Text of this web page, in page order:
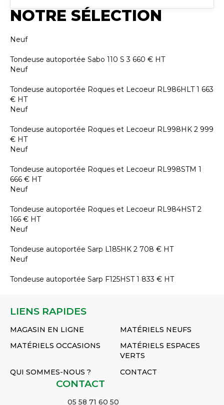
NOTRE SÉLECTION
Neuf
Tondeuse autoportée Sabo 110 S 3 660 € HT
Neuf
Tondeuse autoportée Roques et Lecoeur RL986HLT 1 663
€ HT
Neuf
Tondeuse autoportée Roques et Lecoeur RL998HK 2 999
€ HT
Neuf
Tondeuse autoportée Roques et Lecoeur RL998STM 1
666 € HT
Neuf
Tondeuse autoportée Roques et Lecoeur RL984HST 2
166 € HT
Neuf
Tondeuse autoportée Sarp L185HK 2 708 € HT
Neuf
Tondeuse autoportée Sarp F125HST 1 833 € HT
LIENS RAPIDES
MAGASIN EN LIGNE
MATÉRIELS NEUFS
MATÉRIELS OCCASIONS
MATÉRIELS ESPACES
VERTS
QUI SOMMES-NOUS ?
CONTACT
CONTACT
05 58 71 60 50